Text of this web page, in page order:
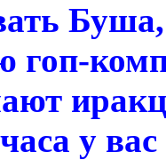
гоп-
у